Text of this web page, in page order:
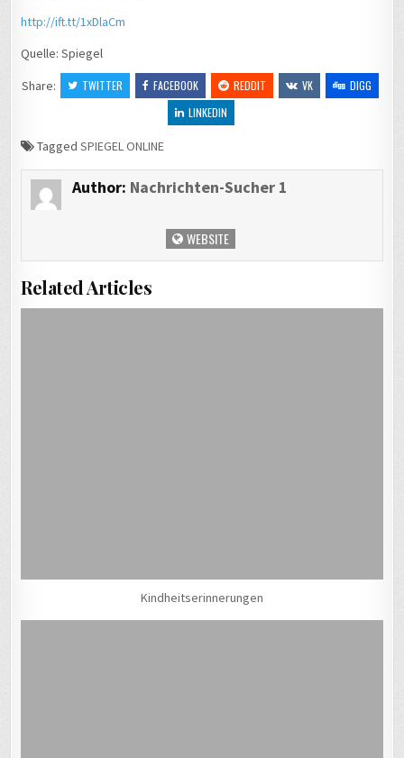
http://ift.tt/1xDlaCm
Quelle: Spiegel
Share:
TWITTER FACEBOOK REDDIT VK
DIGG
LINKEDIN
TaggedSPIEGEL ONLINE
Author: Nachrichten-Sucher 1
WEBSITE
Related Articles
Kindheitserinnerungen